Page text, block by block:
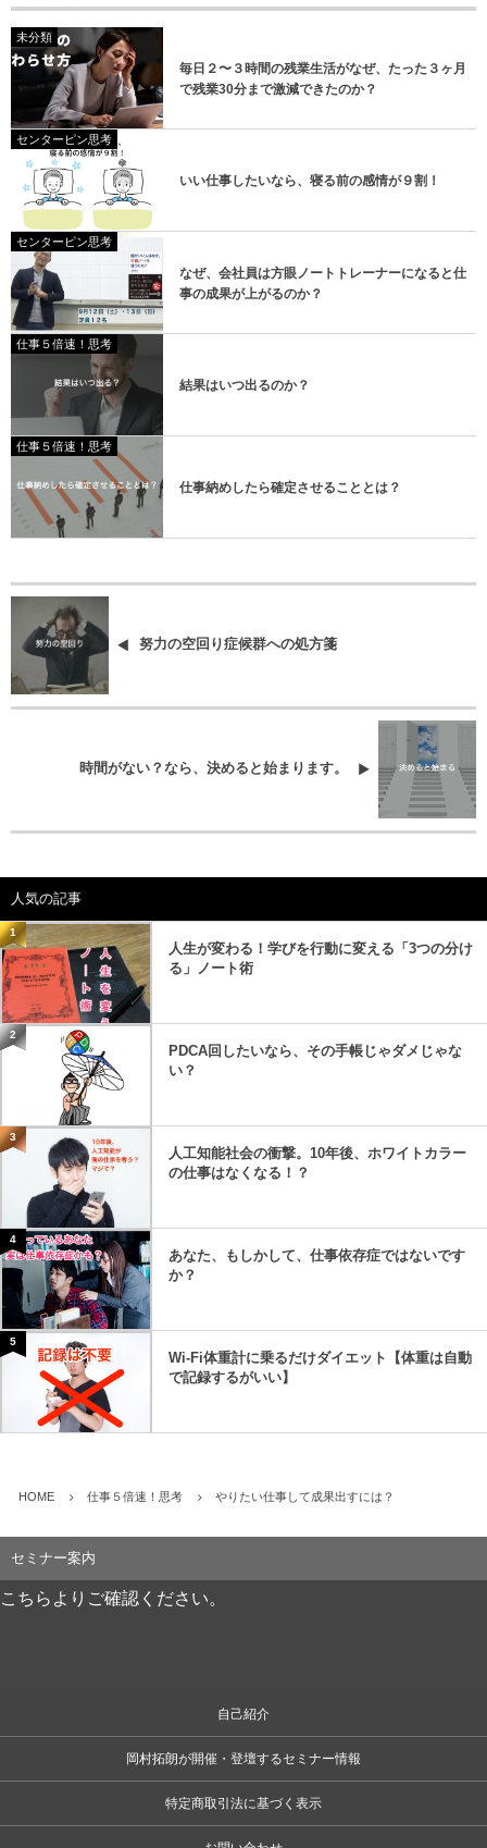
未分類
毎日２〜３時間の残業生活がなぜ、たった３ヶ月
で残業30分まで激減できたのか？
センターピン思考
いい仕事したいなら、寝る前の感情が９割！
センターピン思考
なぜ、会社員は方眼ノートトレーナーになると仕
事の成果が上がるのか？
仕事５倍速！思考
結果はいつ出るのか？
仕事５倍速！思考
仕事納めしたら確定させることとは？
努力の空回り症候群への処方箋
時間がない？なら、決めると始まります。
人気の記事
1
人生が変わる！学びを行動に変える「3つの分け
る」ノート術
2
PDCA回したいなら、その手帳じゃダメじゃな
い？
3
人工知能社会の衝撃。10年後、ホワイトカラー
の仕事はなくなる！？
4
あなた、もしかして、仕事依存症ではないです
か？
5
Wi-Fi体重計に乗るだけダイエット【体重は自動
で記録するがいい】
HOME 仕事５倍速！思考 やりたい仕事して成果出すには？
セミナー案内
こちらよりご確認ください。
自己紹介
岡村拓朗が開催・登壇するセミナー情報
特定商取引法に基づく表示